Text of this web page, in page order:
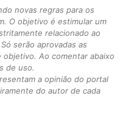
novas regras para os
O objetivo é estimular um
relacionado ao
serão aprovadas as
Ao comentar abaixo
de uso.
a opinião do portal
do autor de cada